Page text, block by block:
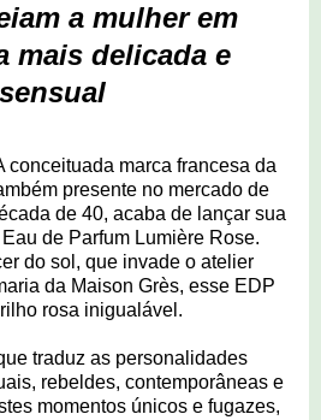
a mulher em
mais delicada e
sensual
conceituada marca francesa da
presente no mercado de
de 40, acaba de lançar sua
de Parfum Lumière Rose.
do sol, que invade o atelier
da Maison Grès, esse EDP
rosa inigualável.
traduz as personalidades
rebeldes, contemporâneas e
momentos únicos e fugazes,